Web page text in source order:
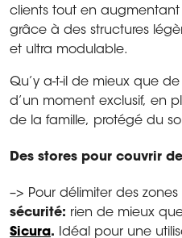
clients tout en
grâce à des structures
et ultra modulable.
Qu’y a-t-il de mieux que
d’un moment exclusif, en
de la famille, protégé du
Des stores pour couvrir
–> Pour délimiter des
sécurité: rien de mieux
Sicura. Idéal pour une